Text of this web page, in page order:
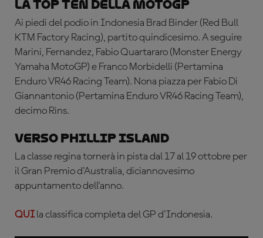
La top ten della MotoGP
Ai piedi del podio in Indonesia Brad Binder (Red Bull
KTM Factory Racing), partito quindicesimo. A seguire
Marini, Fernandez, Fabio Quartararo (Monster Energy
Yamaha MotoGP) e Franco Morbidelli (Pertamina
Enduro VR46 Racing Team). Nona piazza per Fabio Di
Giannantonio (Pertamina Enduro VR46 Racing Team),
decimo Rins.
Verso Phillip Island
La classe regina tornerà in pista dal 17 al 19 ottobre per
il Gran Premio d'Australia, diciannovesimo
appuntamento dell'anno.
QUI la classifica completa del GP d'Indonesia.